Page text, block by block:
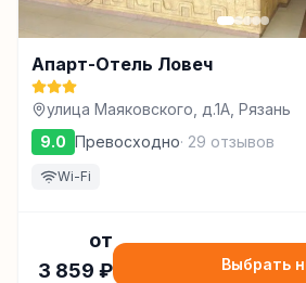
Апарт-Отель Ловеч
улица Маяковского, д.1А, Рязань
9.0 Превосходно· 29 отзывов
Wi-Fi
от
3 859 ₽ Выбрать